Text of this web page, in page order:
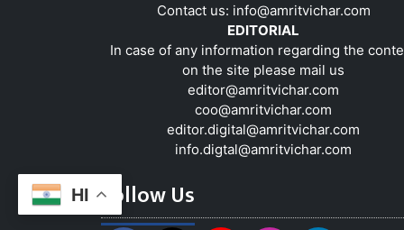
HI
Contact us: info@amritvichar.com
EDITORIAL
In case of any information regarding the
on the site please mail us
editor@amritvichar.com
coo@amritvichar.com
editor.digital@amritvichar.com
info.digtal@amritvichar.com
Follow Us